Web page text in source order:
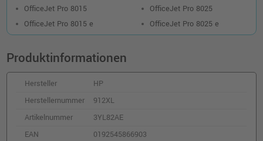
HP 912 Druckerpatrone (3YL77AE) · Cyan
o. MwSt.6,71 €
inkl. MwSt.zzgl. Versand
Schwarz
o. MwSt.36,97 €
43,99 €
inkl. MwSt.zzgl. Versand
OfficeJet Pro 8015
OfficeJet Pro 8015 e
OfficeJet Pro 8025
OfficeJet Pro 8025 e
Produktinformationen
Hersteller
HP
Herstellernummer
912XL
Artikelnummer
3YL82AE
EAN
0192545866903